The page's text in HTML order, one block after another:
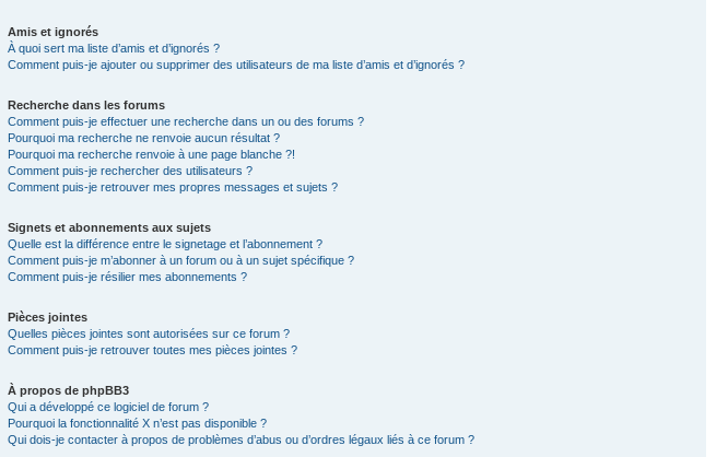
Amis et ignorés
À quoi sert ma liste d’amis et d’ignorés ?
Comment puis-je ajouter ou supprimer des utilisateurs de ma liste d’amis et d’ignorés ?
Recherche dans les forums
Comment puis-je effectuer une recherche dans un ou des forums ?
Pourquoi ma recherche ne renvoie aucun résultat ?
Pourquoi ma recherche renvoie à une page blanche ?!
Comment puis-je rechercher des utilisateurs ?
Comment puis-je retrouver mes propres messages et sujets ?
Signets et abonnements aux sujets
Quelle est la différence entre le signetage et l’abonnement ?
Comment puis-je m’abonner à un forum ou à un sujet spécifique ?
Comment puis-je résilier mes abonnements ?
Pièces jointes
Quelles pièces jointes sont autorisées sur ce forum ?
Comment puis-je retrouver toutes mes pièces jointes ?
À propos de phpBB3
Qui a développé ce logiciel de forum ?
Pourquoi la fonctionnalité X n’est pas disponible ?
Qui dois-je contacter à propos de problèmes d’abus ou d’ordres légaux liés à ce forum ?